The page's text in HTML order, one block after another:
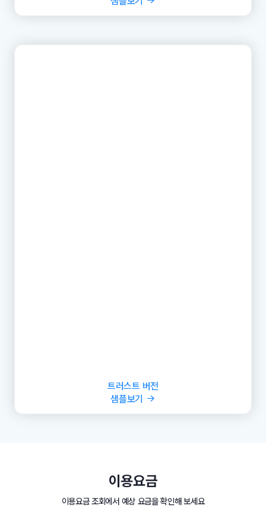
트러스트 버전
샘플보기
이용요금
이용요금 조회에서 예상 요금을 확인해 보세요